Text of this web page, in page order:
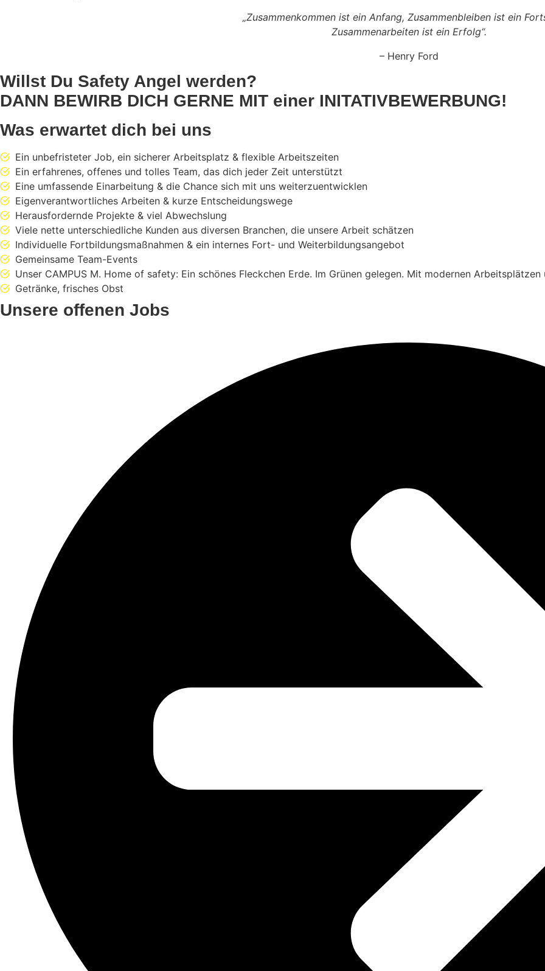
„Zusammenkommen ist ein Anfang, Zusammenbleiben ist ein
Zusammenarbeiten ist ein Erfolg“.
– Henry Ford
Willst Du Safety Angel werden?
DANN BEWIRB DICH GERNE MIT einer INITATIVBEWERBUNG!
Was erwartet dich bei uns
Ein unbefristeter Job, ein sicherer Arbeitsplatz & flexible Arbeitszeiten
Ein erfahrenes, offenes und tolles Team, das dich jeder Zeit unterstützt
Eine umfassende Einarbeitung & die Chance sich mit uns weiterzuentwicklen
Eigenverantwortliches Arbeiten & kurze Entscheidungswege
Herausfordernde Projekte & viel Abwechslung
Viele nette unterschiedliche Kunden aus diversen Branchen, die unsere Arbeit schätzen
Individuelle Fortbildungsmaßnahmen & ein internes Fort- und Weiterbildungsangebot
Gemeinsame Team-Events
Unser CAMPUS M. Home of safety: Ein schönes Fleckchen Erde. Im Grünen gelegen. Mit modernen
Getränke, frisches Obst
Unsere offenen Jobs